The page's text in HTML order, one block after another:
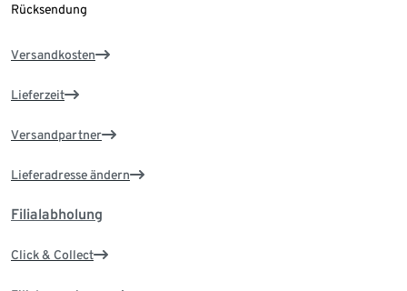
Rücksendung
Versandkosten
Lieferzeit
Versandpartner
Lieferadresse ändern
Filialabholung
Click & Collect